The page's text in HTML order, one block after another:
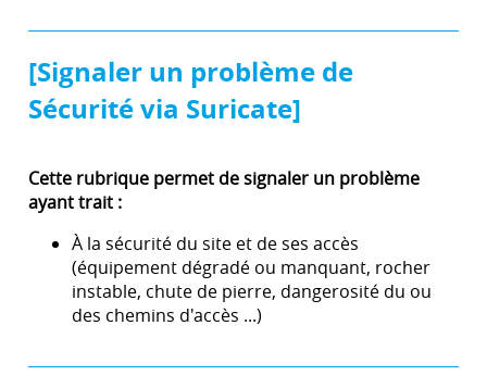
[Signaler un problème de
Sécurité via Suricate]
Cette rubrique permet de signaler un problème
ayant trait :
À la sécurité du site et de ses accès
(équipement dégradé ou manquant, rocher
instable, chute de pierre, dangerosité du ou
des chemins d'accès ...)